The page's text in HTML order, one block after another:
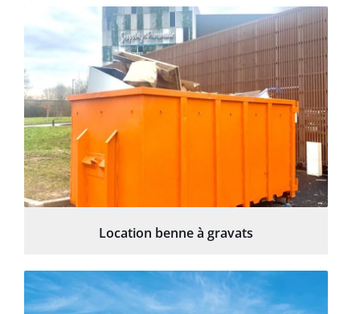
Location benne à gravats